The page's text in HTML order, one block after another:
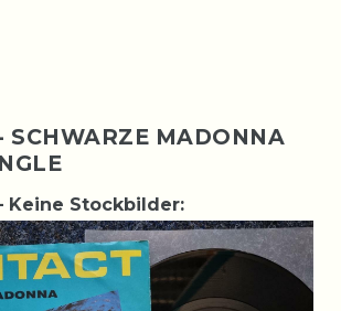
SCHWARZE MADONNA
Keine Stockbilder: